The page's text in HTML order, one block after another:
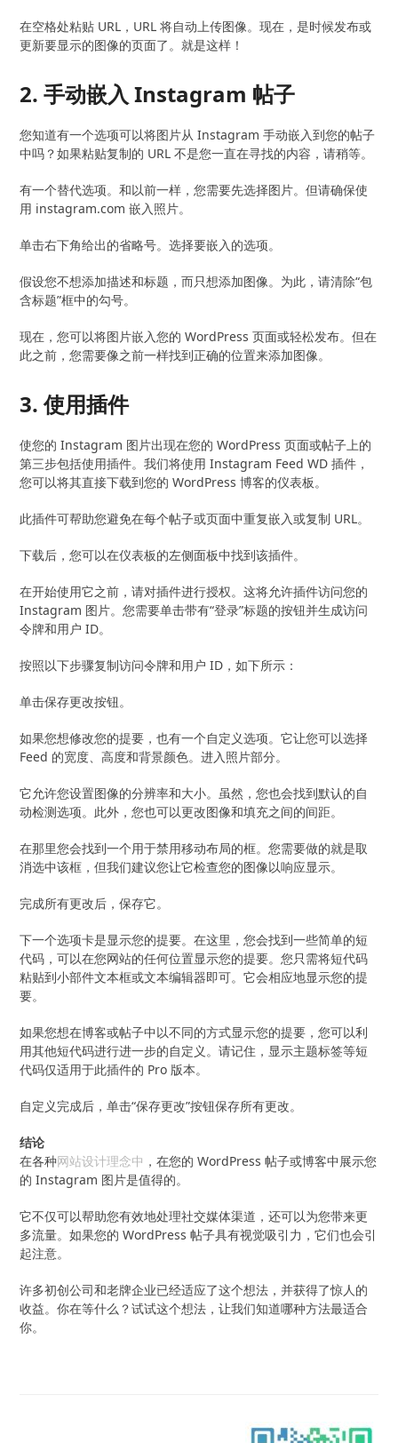
在空格处粘贴 URL，URL 将自动上传图像。现在，是时候发布或
更新要显示的图像的页面了。就是这样！
2. 手动嵌入 Instagram 帖子
您知道有一个选项可以将图片从 Instagram 手动嵌入到您的帖子
中吗？如果粘贴复制的 URL 不是您一直在寻找的内容，请稍等。
有一个替代选项。和以前一样，您需要先选择图片。但请确保使
用 instagram.com 嵌入照片。
单击右下角给出的省略号。选择要嵌入的选项。
假设您不想添加描述和标题，而只想添加图像。为此，请清除“包
含标题”框中的勾号。
现在，您可以将图片嵌入您的 WordPress 页面或轻松发布。但在
此之前，您需要像之前一样找到正确的位置来添加图像。
3. 使用插件
使您的 Instagram 图片出现在您的 WordPress 页面或帖子上的
第三步包括使用插件。我们将使用 Instagram Feed WD 插件，
您可以将其直接下载到您的 WordPress 博客的仪表板。
此插件可帮助您避免在每个帖子或页面中重复嵌入或复制 URL。
下载后，您可以在仪表板的左侧面板中找到该插件。
在开始使用它之前，请对插件进行授权。这将允许插件访问您的
Instagram 图片。您需要单击带有“登录”标题的按钮并生成访问
令牌和用户 ID。
按照以下步骤复制访问令牌和用户 ID，如下所示：
单击保存更改按钮。
如果您想修改您的提要，也有一个自定义选项。它让您可以选择
Feed 的宽度、高度和背景颜色。进入照片部分。
它允许您设置图像的分辨率和大小。虽然，您也会找到默认的自
动检测选项。此外，您也可以更改图像和填充之间的间距。
在那里您会找到一个用于禁用移动布局的框。您需要做的就是取
消选中该框，但我们建议您让它检查您的图像以响应显示。
完成所有更改后，保存它。
下一个选项卡是显示您的提要。在这里，您会找到一些简单的短
代码，可以在您网站的任何位置显示您的提要。您只需将短代码
粘贴到小部件文本框或文本编辑器即可。它会相应地显示您的提
要。
如果您想在博客或帖子中以不同的方式显示您的提要，您可以利
用其他短代码进行进一步的自定义。请记住，显示主题标签等短
代码仅适用于此插件的 Pro 版本。
自定义完成后，单击“保存更改”按钮保存所有更改。
结论
在各种网站设计理念中 ，在您的 WordPress 帖子或博客中展示您
的 Instagram 图片是值得的。
它不仅可以帮助您有效地处理社交媒体渠道，还可以为您带来更
多流量。如果您的 WordPress 帖子具有视觉吸引力，它们也会引
起注意。
许多初创公司和老牌企业已经适应了这个想法，并获得了惊人的
收益。你在等什么？试试这个想法，让我们知道哪种方法最适合
你。